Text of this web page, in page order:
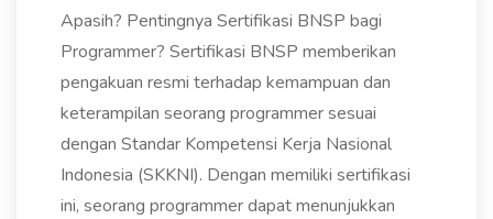
Apasih? Pentingnya Sertifikasi BNSP bagi
Programmer? Sertifikasi BNSP memberikan
pengakuan resmi terhadap kemampuan dan
keterampilan seorang programmer sesuai
dengan Standar Kompetensi Kerja Nasional
Indonesia (SKKNI). Dengan memiliki sertifikasi
ini, seorang programmer dapat menunjukkan